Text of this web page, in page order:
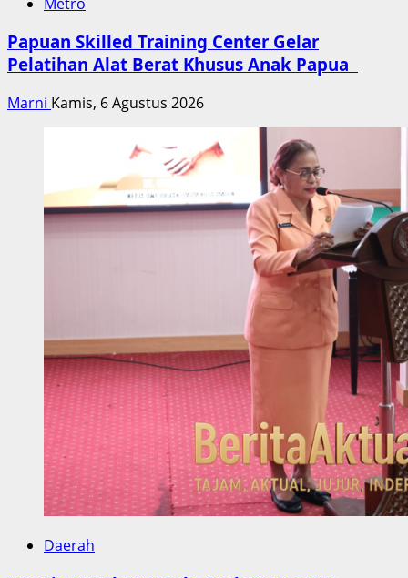
Papuan Skilled Training Center Gelar
Pelatihan Alat Berat Khusus Anak Papua
Marni Kamis, 6 Agustus 2026
Daerah